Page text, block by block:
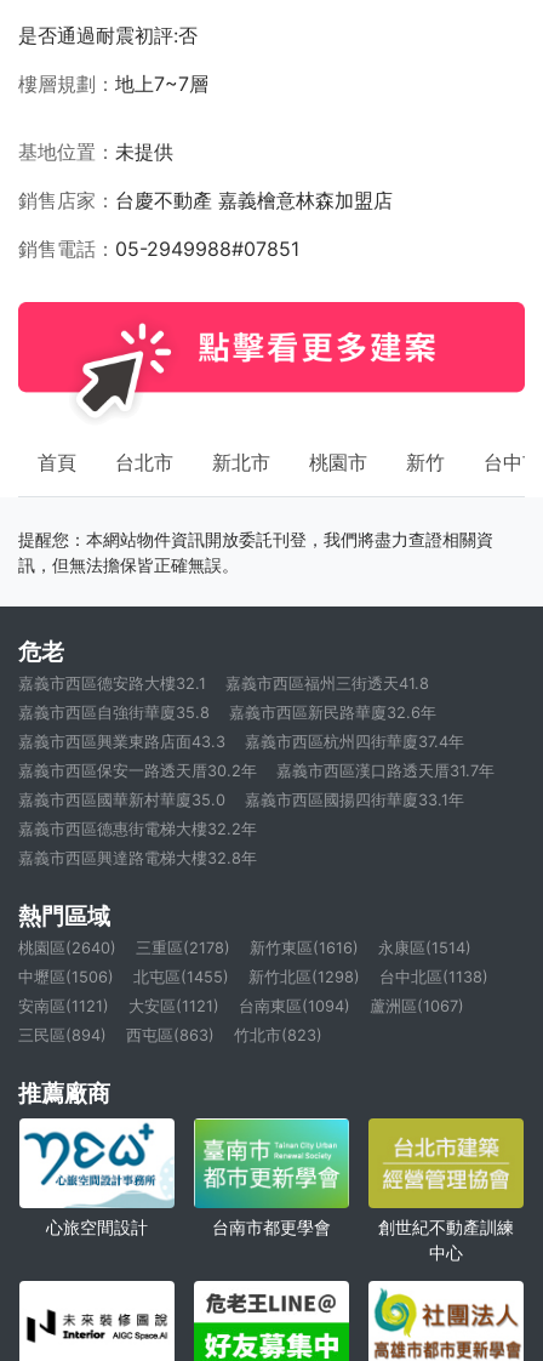
是否通過耐震初評:否
樓層規劃
地上7~7層
基地位置
未提供
銷售店家
台慶不動產 嘉義檜意林森加盟店
銷售電話
05-2949988#07851
首頁 台北市 新北市 桃園市 新竹 台中市
提醒您：本網站物件資訊開放委託刊登，我們將盡力查證相關資
訊，但無法擔保皆正確無誤。
危老
嘉義市西區德安路大樓32.1
嘉義市西區福州三街透天41.8
嘉義市西區自強街華廈35.8
嘉義市西區新民路華廈32.6年
嘉義市西區興業東路店面43.3
嘉義市西區杭州四街華廈37.4年
嘉義市西區保安一路透天厝30.2年
嘉義市西區漢口路透天厝31.7年
嘉義市西區國華新村華廈35.0
嘉義市西區國揚四街華廈33.1年
嘉義市西區德惠街電梯大樓32.2年
嘉義市西區興達路電梯大樓32.8年
熱門區域
桃園區(2640) 三重區(2178) 新竹東區(1616)
永康區(1514)
中壢區(1506)
北屯區(1455) 新竹北區(1298)
台中北區(1138)
安南區(1121)
大安區(1121) 台南東區(1094)
蘆洲區(1067)
三民區(894)
西屯區(863) 竹北市(823)
推薦廠商
心旅空間設計 台南市都更學會
創世紀不動產訓練
中心